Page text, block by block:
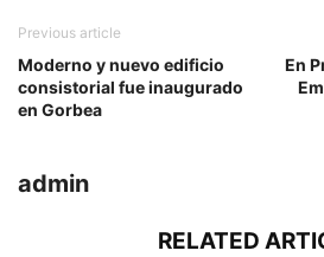
Previous article
Moderno y nuevo edificio
consistorial fue inaugurado
en Gorbea
En
admin
RELATED